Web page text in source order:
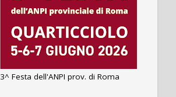
3^ Festa dell'ANPI prov. di Roma